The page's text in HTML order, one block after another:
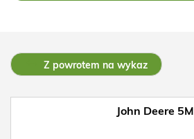
Z powrotem na wykaz
John Deere 5M